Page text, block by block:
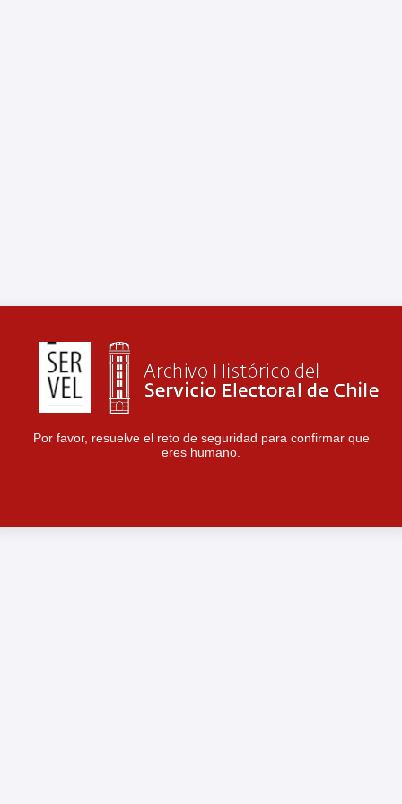
Por favor, resuelve el reto de seguridad para confirmar que
eres humano.